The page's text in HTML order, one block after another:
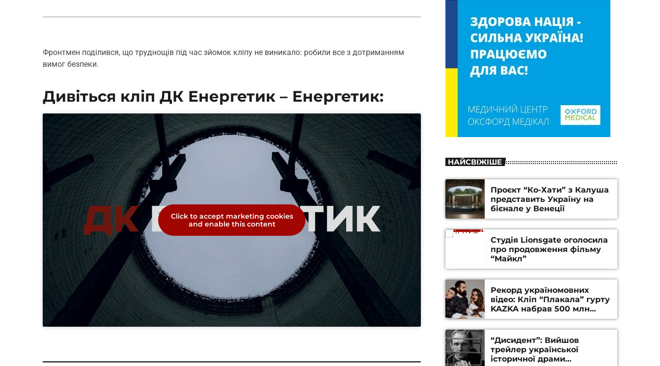
Фронтмен поділився, що труднощів під час зйомок кліпу не виникало: робили все з дотриманням
вимог безпеки.
Дивіться кліп ДК Енергетик – Енергетик:
Click to accept marketing cookies
and enable this content
НАЙСВІЖІШЕ
Проєкт “Ко-Хати” з Калуша
представить Україну на
бієнале у Венеції
Студія Lionsgate оголосила
про продовження фільму
“Майкл”
Рекорд україномовних
відео: Кліп “Плакала” гурту
KAZKA набрав 500 млн
переглядів на YouTube
“Дисидент”: Вийшов
трейлер української
історичної драми